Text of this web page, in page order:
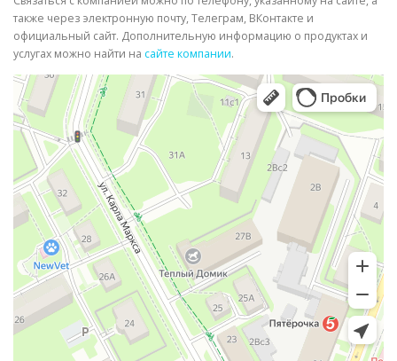
также через электронную почту, Телеграм, ВКонтакте и
официальный сайт. Дополнительную информацию о продуктах и
услугах можно найти на сайте компании.